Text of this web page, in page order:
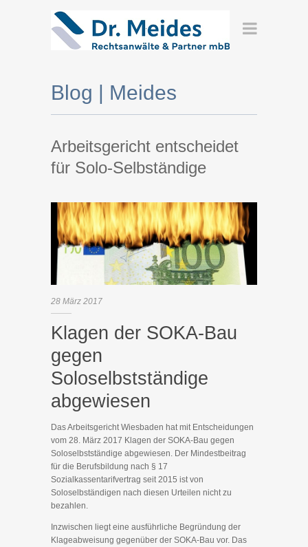
Blog | Meides
Arbeitsgericht entscheidet
für Solo-Selbständige
28 März 2017
Klagen der SOKA-Bau
gegen
Soloselbstständige
abgewiesen
Das Arbeitsgericht Wiesbaden hat mit Entscheidungen
vom 28. März 2017 Klagen der SOKA-Bau gegen
Soloselbstständige abgewiesen. Der Mindestbeitrag
für die Berufsbildung nach § 17
Sozialkassentarifvertrag seit 2015 ist von
Soloselbständigen nach diesen Urteilen nicht zu
bezahlen.
Inzwischen liegt eine ausführliche Begründung der
Klageabweisung gegenüber der SOKA-Bau vor. Das